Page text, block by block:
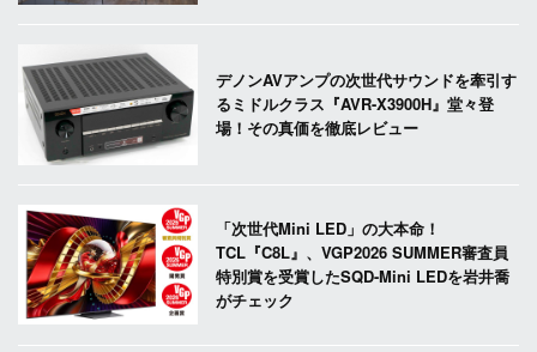
デノンAVアンプの次世代サウンドを牽引す
るミドルクラス『AVR-X3900H』堂々登
場！その真価を徹底レビュー
「次世代Mini LED」の大本命！
TCL『C8L』、VGP2026 SUMMER審査員
特別賞を受賞したSQD-Mini LEDを岩井喬
がチェック